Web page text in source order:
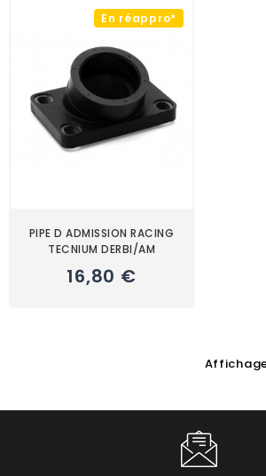
En réappro*
PIPE D ADMISSION RACING
TECNIUM DERBI/AM
16,80 €